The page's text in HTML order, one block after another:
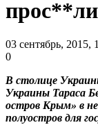
03 сентябрь, 2015,
0
В столице
Украины Тараса
остров Крым» в
полуостров для